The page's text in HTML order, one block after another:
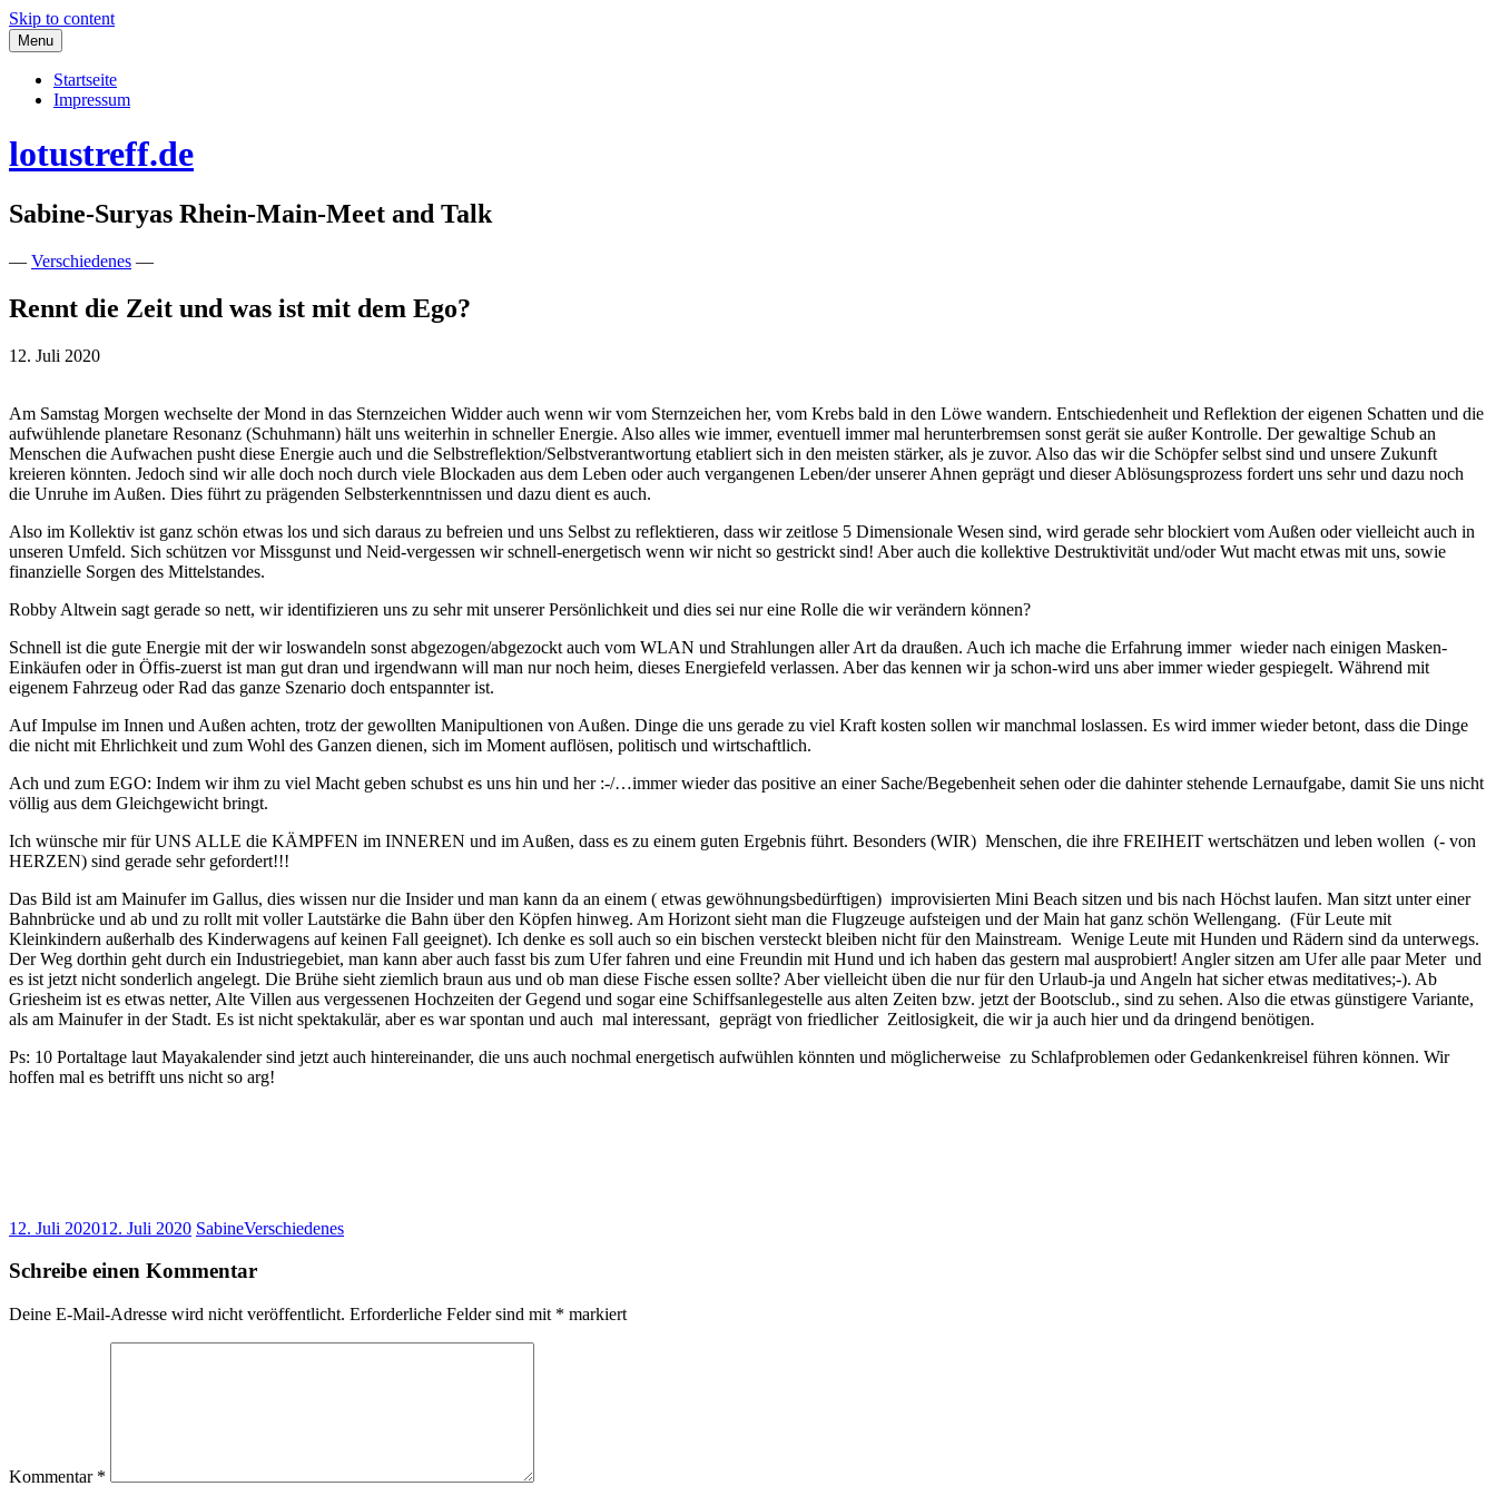
Skip to content
Menu
Startseite
Impressum
lotustreff.de
Sabine-Suryas Rhein-Main-Meet and Talk
— Verschiedenes —
Rennt die Zeit und was ist mit dem Ego?
12. Juli 2020
Am Samstag Morgen wechselte der Mond in das Sternzeichen Widder auch wenn wir vom Sternzeichen her, vom Krebs bald in den Löwe wandern. Entschiedenheit und Reflektion der eigenen Schatten und die
aufwühlende planetare Resonanz (Schuhmann) hält uns weiterhin in schneller Energie. Also alles wie immer, eventuell immer mal herunterbremsen sonst gerät sie außer Kontrolle. Der gewaltige Schub an
Menschen die Aufwachen pusht diese Energie auch und die Selbstreflektion/Selbstverantwortung etabliert sich in den meisten stärker, als je zuvor. Also das wir die Schöpfer selbst sind und unsere Zukunft
kreieren könnten. Jedoch sind wir alle doch noch durch viele Blockaden aus dem Leben oder auch vergangenen Leben/der unserer Ahnen geprägt und dieser Ablösungsprozess fordert uns sehr und dazu noch
die Unruhe im Außen. Dies führt zu prägenden Selbsterkenntnissen und dazu dient es auch.
Also im Kollektiv ist ganz schön etwas los und sich daraus zu befreien und uns Selbst zu reflektieren, dass wir zeitlose 5 Dimensionale Wesen sind, wird gerade sehr blockiert vom Außen oder vielleicht auch in
unseren Umfeld. Sich schützen vor Missgunst und Neid-vergessen wir schnell-energetisch wenn wir nicht so gestrickt sind! Aber auch die kollektive Destruktivität und/oder Wut macht etwas mit uns, sowie
finanzielle Sorgen des Mittelstandes.
Robby Altwein sagt gerade so nett, wir identifizieren uns zu sehr mit unserer Persönlichkeit und dies sei nur eine Rolle die wir verändern können?
Schnell ist die gute Energie mit der wir loswandeln sonst abgezogen/abgezockt auch vom WLAN und Strahlungen aller Art da draußen. Auch ich mache die Erfahrung immer wieder nach einigen Masken-
Einkäufen oder in Öffis-zuerst ist man gut dran und irgendwann will man nur noch heim, dieses Energiefeld verlassen. Aber das kennen wir ja schon-wird uns aber immer wieder gespiegelt. Während mit
eigenem Fahrzeug oder Rad das ganze Szenario doch entspannter ist.
Auf Impulse im Innen und Außen achten, trotz der gewollten Manipultionen von Außen. Dinge die uns gerade zu viel Kraft kosten sollen wir manchmal loslassen. Es wird immer wieder betont, dass die Dinge
die nicht mit Ehrlichkeit und zum Wohl des Ganzen dienen, sich im Moment auflösen, politisch und wirtschaftlich.
Ach und zum EGO: Indem wir ihm zu viel Macht geben schubst es uns hin und her :-/…immer wieder das positive an einer Sache/Begebenheit sehen oder die dahinter stehende Lernaufgabe, damit Sie uns nicht
völlig aus dem Gleichgewicht bringt.
Ich wünsche mir für UNS ALLE die KÄMPFEN im INNEREN und im Außen, dass es zu einem guten Ergebnis führt. Besonders (WIR) Menschen, die ihre FREIHEIT wertschätzen und leben wollen (- von
HERZEN) sind gerade sehr gefordert!!!
Das Bild ist am Mainufer im Gallus, dies wissen nur die Insider und man kann da an einem ( etwas gewöhnungsbedürftigen) improvisierten Mini Beach sitzen und bis nach Höchst laufen. Man sitzt unter einer
Bahnbrücke und ab und zu rollt mit voller Lautstärke die Bahn über den Köpfen hinweg. Am Horizont sieht man die Flugzeuge aufsteigen und der Main hat ganz schön Wellengang. (Für Leute mit
Kleinkindern außerhalb des Kinderwagens auf keinen Fall geeignet). Ich denke es soll auch so ein bischen versteckt bleiben nicht für den Mainstream. Wenige Leute mit Hunden und Rädern sind da unterwegs.
Der Weg dorthin geht durch ein Industriegebiet, man kann aber auch fasst bis zum Ufer fahren und eine Freundin mit Hund und ich haben das gestern mal ausprobiert! Angler sitzen am Ufer alle paar Meter und
es ist jetzt nicht sonderlich angelegt. Die Brühe sieht ziemlich braun aus und ob man diese Fische essen sollte? Aber vielleicht üben die nur für den Urlaub-ja und Angeln hat sicher etwas meditatives;-). Ab
Griesheim ist es etwas netter, Alte Villen aus vergessenen Hochzeiten der Gegend und sogar eine Schiffsanlegestelle aus alten Zeiten bzw. jetzt der Bootsclub., sind zu sehen. Also die etwas günstigere Variante,
als am Mainufer in der Stadt. Es ist nicht spektakulär, aber es war spontan und auch mal interessant, geprägt von friedlicher Zeitlosigkeit, die wir ja auch hier und da dringend benötigen.
Ps: 10 Portaltage laut Mayakalender sind jetzt auch hintereinander, die uns auch nochmal energetisch aufwühlen könnten und möglicherweise zu Schlafproblemen oder Gedankenkreisel führen können. Wir
hoffen mal es betrifft uns nicht so arg!
12. Juli 202012. Juli 2020 SabineVerschiedenes
Schreibe einen Kommentar
Deine E-Mail-Adresse wird nicht veröffentlicht. Erforderliche Felder sind mit * markiert
Kommentar *